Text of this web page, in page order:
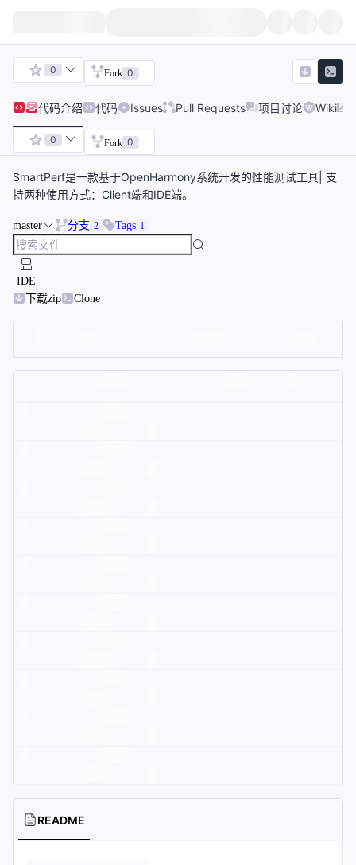
0 Fork 0
代码介绍 代码 Issues Pull Requests 项目讨论 Wiki
0 Fork 0
SmartPerf是一款基于OpenHarmony系统开发的性能测试工具| 支
持两种使用方式：Client端和IDE端。
master 分支 2 Tags 1
IDE
下载zip
Clone
README